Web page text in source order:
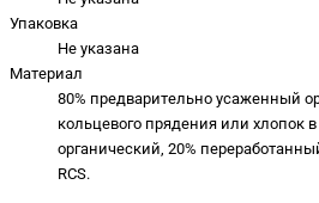
Упаковка
Не указана
Материал
80% предварительно усаженный
кольцевого прядения или хлопок
органический, 20%
RCS.